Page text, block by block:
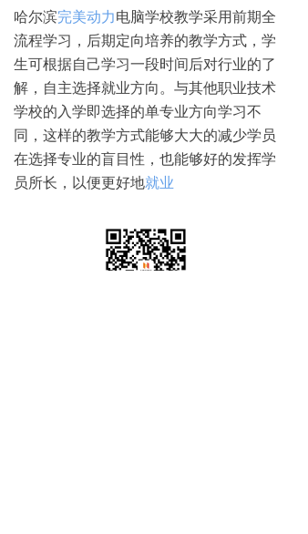
哈尔滨完美动力电脑学校教学采用前期全
流程学习，后期定向培养的教学方式，学
生可根据自己学习一段时间后对行业的了
解，自主选择就业方向。与其他职业技术
学校的入学即选择的单专业方向学习不
同，这样的教学方式能够大大的减少学员
在选择专业的盲目性，也能够好的发挥学
员所长，以便更好地就业